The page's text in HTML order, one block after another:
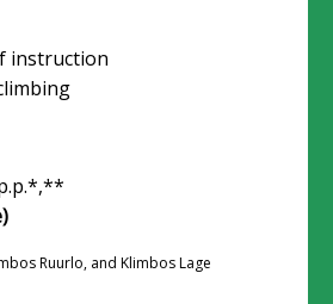
instruction
Ruurlo, and Klimbos Lage